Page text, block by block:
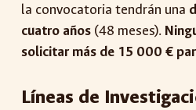
la convocatoria tendrán una
cuatro años (48 meses).
solicitar más de 15 000 €
Líneas de